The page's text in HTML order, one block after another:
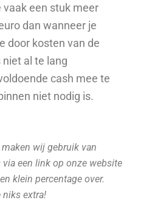
vaak een stuk meer
dan wanneer je
door kosten van de
al te lang
cash mee te
niet nodig is.
wij gebruik van
een link op onze website
klein percentage over.
niks extra!